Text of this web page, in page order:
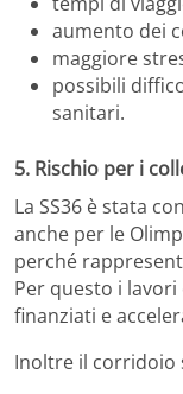
aumento dei
maggiore
possibili
sanitari.
5. Rischio per i
La SS36 è stata
anche per le
perché
Per questo i
finanziati e
Inoltre il corridoio